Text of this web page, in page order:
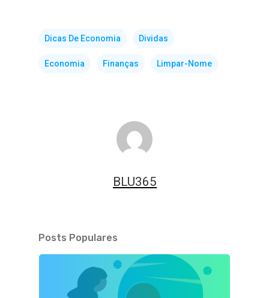
Dicas De Economia Dividas
Economia Finanças Limpar-Nome
BLU365
Posts Populares